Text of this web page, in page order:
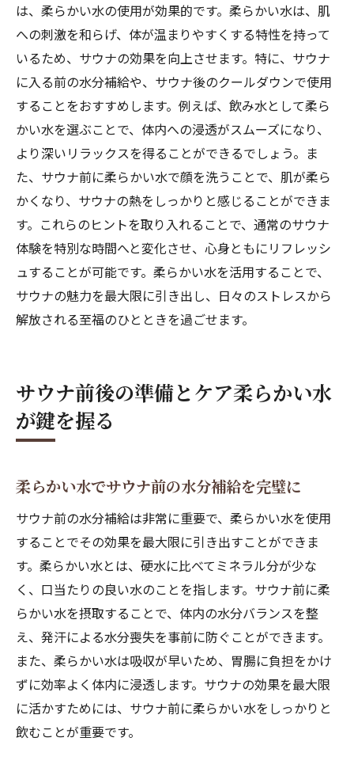
は、柔らかい水の使用が効果的です。柔らかい水は、肌
への刺激を和らげ、体が温まりやすくする特性を持って
いるため、サウナの効果を向上させます。特に、サウナ
に入る前の水分補給や、サウナ後のクールダウンで使用
することをおすすめします。例えば、飲み水として柔ら
かい水を選ぶことで、体内への浸透がスムーズになり、
より深いリラックスを得ることができるでしょう。ま
た、サウナ前に柔らかい水で顔を洗うことで、肌が柔ら
かくなり、サウナの熱をしっかりと感じることができま
す。これらのヒントを取り入れることで、通常のサウナ
体験を特別な時間へと変化させ、心身ともにリフレッシ
ュすることが可能です。柔らかい水を活用することで、
サウナの魅力を最大限に引き出し、日々のストレスから
解放される至福のひとときを過ごせます。
サウナ前後の準備とケア柔らかい水
が鍵を握る
柔らかい水でサウナ前の水分補給を完璧に
サウナ前の水分補給は非常に重要で、柔らかい水を使用
することでその効果を最大限に引き出すことができま
す。柔らかい水とは、硬水に比べてミネラル分が少な
く、口当たりの良い水のことを指します。サウナ前に柔
らかい水を摂取することで、体内の水分バランスを整
え、発汗による水分喪失を事前に防ぐことができます。
また、柔らかい水は吸収が早いため、胃腸に負担をかけ
ずに効率よく体内に浸透します。サウナの効果を最大限
に活かすためには、サウナ前に柔らかい水をしっかりと
飲むことが重要です。